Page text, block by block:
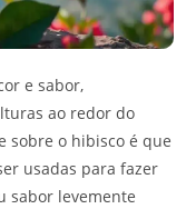
e sabor,
ao redor do
sobre o hibisco é que
usadas para fazer
sabor levemente